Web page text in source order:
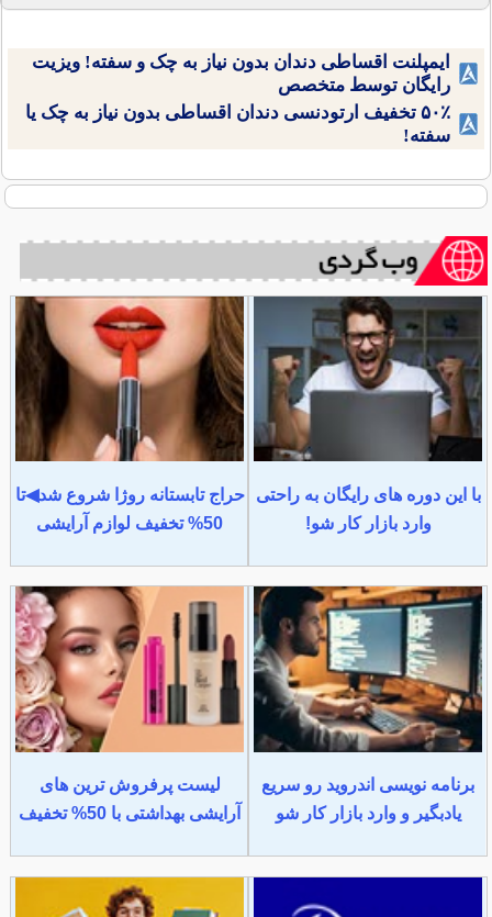
ایمپلنت اقساطی دندان بدون نیاز به چک و سفته! ویزیت
رایگان توسط متخصص
۵۰٪ تخفیف ارتودنسی دندان اقساطی بدون نیاز به چک یا
سفته!
با این دوره های رایگان به راحتی
وارد بازار کار شو!
حراج تابستانه روژا شروع شد◀تا
50% تخفیف لوازم آرایشی
برنامه نویسی اندروید رو سریع
یادبگیر و وارد بازار کار شو
لیست پرفروش ترین های
آرایشی بهداشتی با 50% تخفیف